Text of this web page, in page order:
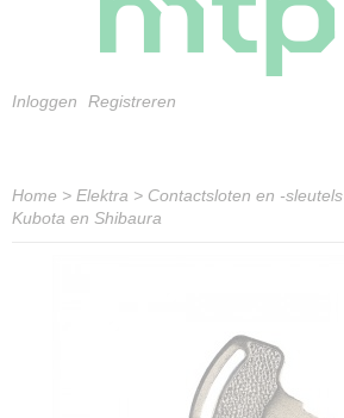
Inloggen Registreren
Home > Elektra > Contactsloten en -sleutels
Kubota en Shibaura